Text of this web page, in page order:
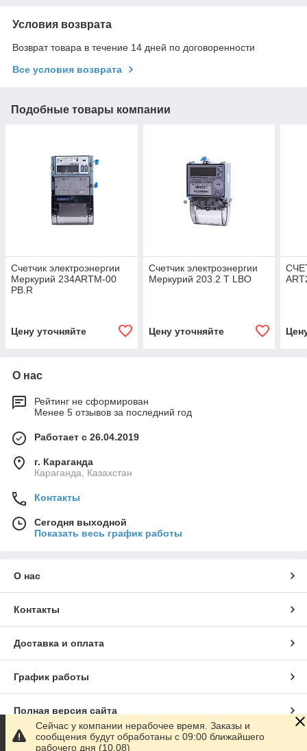
Условия возврата
Возврат товара в течение 14 дней по договоренности
Все условия возврата
Подобные товары компании
Счетчик электроэнергии
Меркурий 234ARTM-00
PB.R
Цену уточняйте
Счетчик электроэнергии
Меркурий 203.2 T LBO
Цену уточняйте
О нас
Рейтинг не сформирован
Менее 5 отзывов за последний год
Работает с 26.04.2019
г. Караганда
Караганда, Казахстан
Контакты
Сегодня выходной
Показать весь график работы
О нас
Контакты
Доставка и оплата
График работы
Полная версия сайта
Сайт создан на маркетплейсе
Сейчас у компании нерабочее время. Заказы и
сообщения будут обработаны с 09:00 ближайшего
рабочего дня (10.08)